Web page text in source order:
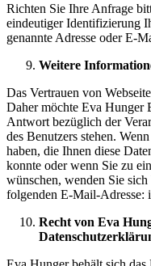
Richten Sie Ihre Anfrage
eindeutiger Identifizierung
genannte Adresse oder E-
Weitere
Das Vertrauen von
Daher möchte Eva Hunger
Antwort bezüglich der
des Benutzers stehen.
haben, die Ihnen diese
konnte oder wenn Sie zu
wünschen, wenden Sie
folgenden E-Mail-Adresse:
Recht von Eva